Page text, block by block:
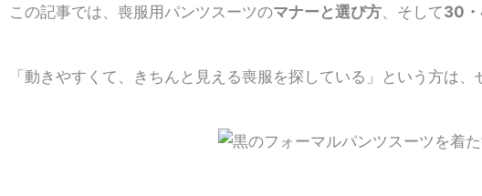
この記事では、喪服用パンツスーツのマナーと選び方 、そして30・
「動きやすくて、きちんと見える喪服を探している」という方は、